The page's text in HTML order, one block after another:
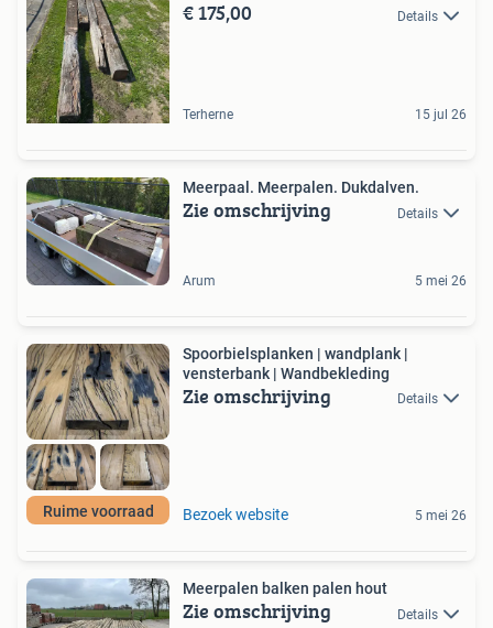
€ 175,00 Details
Terherne 15 jul 26
Meerpaal. Meerpalen. Dukdalven.
Zie omschrijving Details
Arum 5 mei 26
Ruime voorraad
Spoorbielsplanken | wandplank |
vensterbank | Wandbekleding
Zie omschrijving Details
Bezoek website 5 mei 26
Meerpalen balken palen hout
Zie omschrijving Details